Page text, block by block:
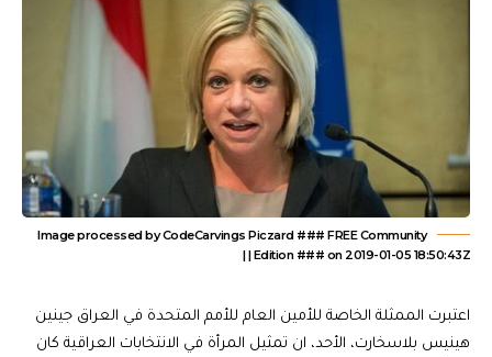
Image processed by CodeCarvings Piczard ### FREE Community
Edition ### on 2019-01-05 18:50:43Z | |
اعتبرت الممثلة الخاصة للأمين العام للأمم المتحدة في العراق جينين
هينيس بلاسخارت، الأحد، ان تمثيل المرأة في الانتخابات العراقية كان